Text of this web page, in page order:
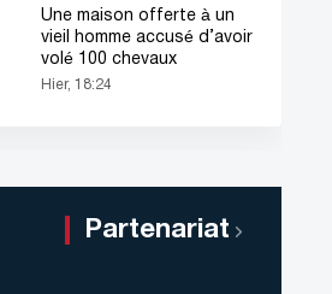
Une maison offerte à un
vieil homme accusé d’avoir
volé 100 chevaux
Hier, 18:24
Partenariat